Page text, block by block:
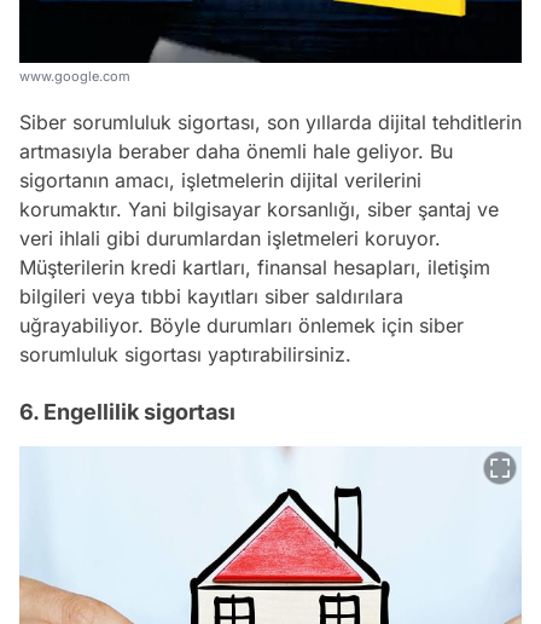
www.google.com
Siber sorumluluk sigortası, son yıllarda dijital tehditlerin
artmasıyla beraber daha önemli hale geliyor. Bu
sigortanın amacı, işletmelerin dijital verilerini
korumaktır. Yani bilgisayar korsanlığı, siber şantaj ve
veri ihlali gibi durumlardan işletmeleri koruyor.
Müşterilerin kredi kartları, finansal hesapları, iletişim
bilgileri veya tıbbi kayıtları siber saldırılara
uğrayabiliyor. Böyle durumları önlemek için siber
sorumluluk sigortası yaptırabilirsiniz.
6. Engellilik sigortası